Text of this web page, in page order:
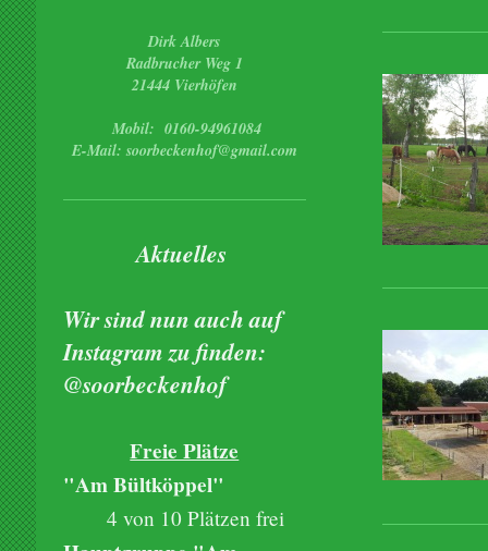
Dirk Albers
Radbrucher Weg 1
21444 Vierhöfen
Mobil: 0160-94961084
E-Mail: soorbeckenhof@gmail.com
Aktuelles
Wir sind nun auch auf
Instagram zu finden:
@soorbeckenhof
Freie Plätze
"Am Bültköppel"
4 von 10 Plätzen frei